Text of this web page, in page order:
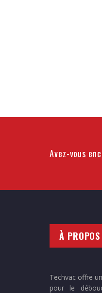
Avez-vous
À PROPOS
Techvac offre
pour le